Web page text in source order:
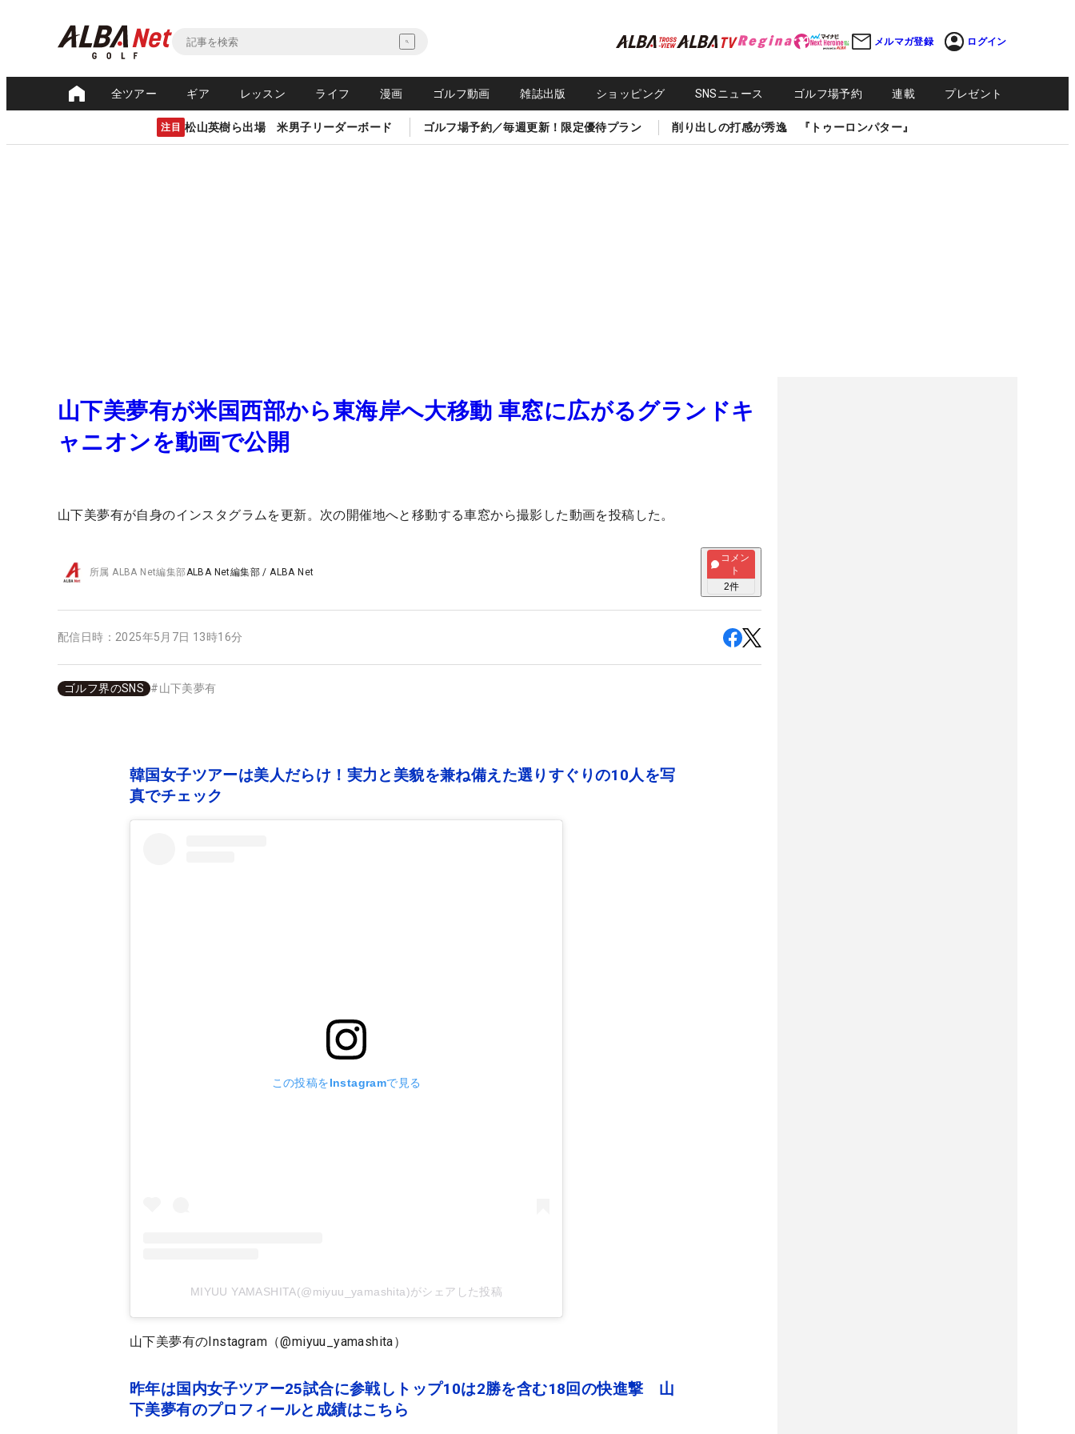
メルマガ登録 ログイン
全ツアー ギア レッスン ライフ 漫画 ゴルフ動画 雑誌出版 ショッピング SNSニュース ゴルフ場予約 連載 プレゼント
注目 松山英樹ら出場 米男子リーダーボード ゴルフ場予約／毎週更新！限定優待プラン 削り出しの打感が秀逸 『トゥーロンパター』
山下美夢有が米国西部から東海岸へ大移動 車窓に広がるグランドキ
ャニオンを動画で公開
山下美夢有が自身のインスタグラムを更新。次の開催地へと移動する車窓から撮影した動画を投稿した。
所属ALBA Net編集部ALBA Net編集部 /ALBA Net
コメン
ト
2件
配信日時： 2025年5月7日 13時16分
ゴルフ界のSNS #山下美夢有
韓国女子ツアーは美人だらけ！実力と美貌を兼ね備えた選りすぐりの10人を写
真でチェック
この投稿をInstagramで見る
MIYUU YAMASHITA(@miyuu_yamashita)がシェアした投稿
山下美夢有のInstagram（@miyuu_yamashita）
昨年は国内女子ツアー25試合に参戦しトップ10は2勝を含む18回の快進撃 山
下美夢有のプロフィールと成績はこちら